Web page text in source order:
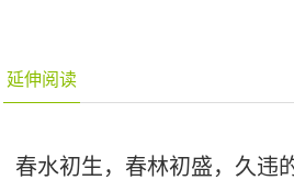
延伸阅读
春水初生，春林初盛，久违